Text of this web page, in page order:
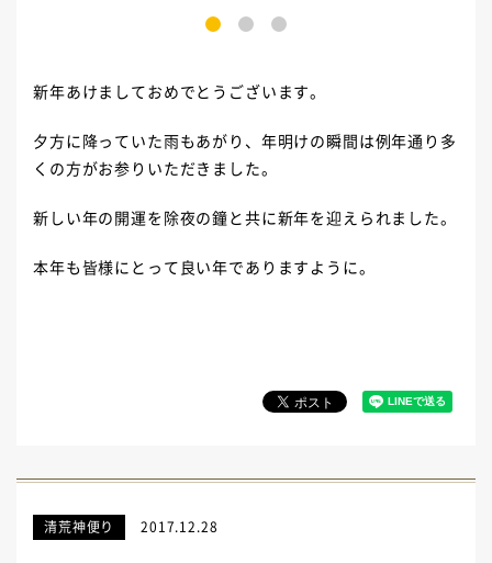
3
新年あけましておめでとうございます。
夕方に降っていた雨もあがり、年明けの瞬間は例年通り多
くの方がお参りいただきました。
新しい年の開運を除夜の鐘と共に新年を迎えられました。
本年も皆様にとって良い年でありますように。
清荒神便り 2017.12.28